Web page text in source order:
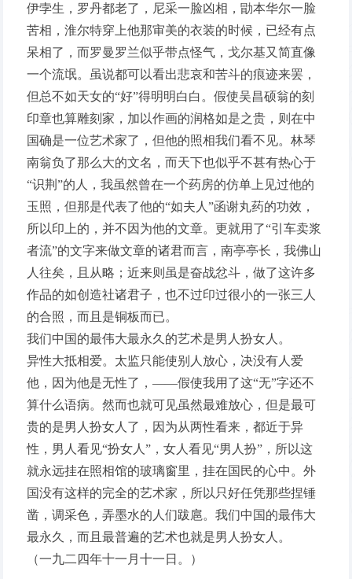
伊孛生，罗丹都老了，尼采一脸凶相，勖本华尔一脸
苦相，淮尔特穿上他那审美的衣装的时候，已经有点
呆相了，而罗曼罗兰似乎带点怪气，戈尔基又简直像
一个流氓。虽说都可以看出悲哀和苦斗的痕迹来罢，
但总不如天女的“好”得明明白白。假使吴昌硕翁的刻
印章也算雕刻家，加以作画的润格如是之贵，则在中
国确是一位艺术家了，但他的照相我们看不见。林琴
南翁负了那么大的文名，而天下也似乎不甚有热心于
“识荆”的人，我虽然曾在一个药房的仿单上见过他的
玉照，但那是代表了他的“如夫人”函谢丸药的功效，
所以印上的，并不因为他的文章。更就用了“引车卖浆
者流”的文字来做文章的诸君而言，南亭亭长，我佛山
人往矣，且从略；近来则虽是奋战忿斗，做了这许多
作品的如创造社诸君子，也不过印过很小的一张三人
的合照，而且是铜板而已。
我们中国的最伟大最永久的艺术是男人扮女人。
异性大抵相爱。太监只能使别人放心，决没有人爱
他，因为他是无性了，——假使我用了这“无”字还不
算什么语病。然而也就可见虽然最难放心，但是最可
贵的是男人扮女人了，因为从两性看来，都近于异
性，男人看见“扮女人”，女人看见“男人扮”，所以这
就永远挂在照相馆的玻璃窗里，挂在国民的心中。外
国没有这样的完全的艺术家，所以只好任凭那些捏锤
凿，调采色，弄墨水的人们跋扈。我们中国的最伟大
最永久，而且最普遍的艺术也就是男人扮女人。
（一九二四年十一月十一日。）